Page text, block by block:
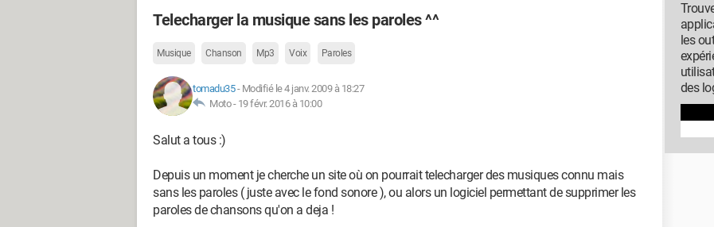
Telecharger la musique sans les paroles ^^
Musique Chanson Mp3 Voix Paroles
tomadu35- Modifié le 4 janv. 2009 à 18:27
Moto - 19 févr. 2016 à 10:00
Salut a tous :)
Depuis un moment je cherche un site où on pourrait telecharger des musiques connu mais
sans les paroles ( juste avec le fond sonore ), ou alors un logiciel permettant de supprimer les
paroles de chansons qu'on a deja !
les
des